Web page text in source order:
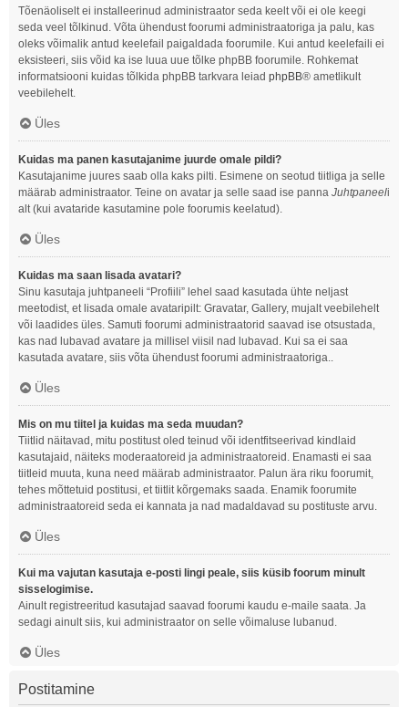
Tõenäoliselt ei installeerinud administraator seda keelt või ei ole keegi
seda veel tõlkinud. Võta ühendust foorumi administraatoriga ja palu, kas
oleks võimalik antud keelefail paigaldada foorumile. Kui antud keelefaili ei
eksisteeri, siis võid ka ise luua uue tõlke phpBB foorumile. Rohkemat
informatsiooni kuidas tõlkida phpBB tarkvara leiad phpBB® ametlikult
veebilehelt.
Üles
Kuidas ma panen kasutajanime juurde omale pildi?
Kasutajanime juures saab olla kaks pilti. Esimene on seotud tiitliga ja selle
määrab administraator. Teine on avatar ja selle saad ise panna Juhtpaneeli
alt (kui avataride kasutamine pole foorumis keelatud).
Üles
Kuidas ma saan lisada avatari?
Sinu kasutaja juhtpaneeli “Profiili” lehel saad kasutada ühte neljast
meetodist, et lisada omale avataripilt: Gravatar, Gallery, mujalt veebilehelt
või laadides üles. Samuti foorumi administraatorid saavad ise otsustada,
kas nad lubavad avatare ja millisel viisil nad lubavad. Kui sa ei saa
kasutada avatare, siis võta ühendust foorumi administraatoriga..
Üles
Mis on mu tiitel ja kuidas ma seda muudan?
Tiitlid näitavad, mitu postitust oled teinud või identfitseerivad kindlaid
kasutajaid, näiteks moderaatoreid ja administraatoreid. Enamasti ei saa
tiitleid muuta, kuna need määrab administraator. Palun ära riku foorumit,
tehes mõttetuid postitusi, et tiitlit kõrgemaks saada. Enamik foorumite
administraatoreid seda ei kannata ja nad madaldavad su postituste arvu.
Üles
Kui ma vajutan kasutaja e-posti lingi peale, siis küsib foorum minult
sisselogimise.
Ainult registreeritud kasutajad saavad foorumi kaudu e-maile saata. Ja
sedagi ainult siis, kui administraator on selle võimaluse lubanud.
Üles
Postitamine